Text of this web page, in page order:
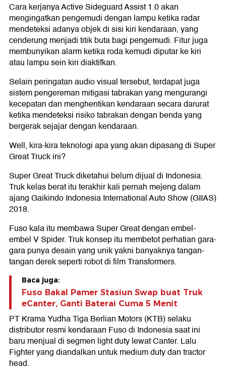
Cara kerjanya Active Sideguard Assist 1.0 akan
mengingatkan pengemudi dengan lampu ketika radar
mendeteksi adanya objek di sisi kiri kendaraan, yang
cenderung menjadi titik buta bagi pengemudi. Fitur juga
membunyikan alarm ketika roda kemudi diputar ke kiri
atau lampu sein kiri diaktifkan.
Selain peringatan audio visual tersebut, terdapat juga
sistem pengereman mitigasi tabrakan yang mengurangi
kecepatan dan menghentikan kendaraan secara darurat
ketika mendeteksi risiko tabrakan dengan benda yang
bergerak sejajar dengan kendaraan.
Well, kira-kira teknologi apa yang akan dipasang di Super
Great Truck ini?
Super Great Truck diketahui belum dijual di Indonesia.
Truk kelas berat itu terakhir kali pernah mejeng dalam
ajang Gaikindo Indonesia International Auto Show (GIIAS)
2018.
Fuso kala itu membawa Super Great dengan embel-
embel V Spider. Truk konsep itu membetot perhatian gara-
gara punya desain yang unik yakni banyaknya tangan-
tangan derek seperti robot di film Transformers.
Baca juga:
Fuso Bakal Pamer Stasiun Swap buat Truk
eCanter, Ganti Baterai Cuma 5 Menit
PT Krama Yudha Tiga Berlian Motors (KTB) selaku
distributor resmi kendaraan Fuso di Indonesia saat ini
baru menjual di segmen light duty lewat Canter. Lalu
Fighter yang diandalkan untuk medium duty dan tractor
head.